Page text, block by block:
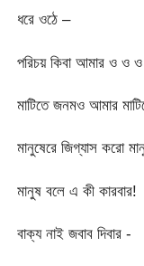
ধরে ওঠে –
পরিচয় কিবা আমার ও ও ও
মাটিতে জনমও আমার
মানুষেরে জিগ্যাস করো
মানুষ বলে এ কী কারবার!
বাক্য নাই জবাব দিবার ­-